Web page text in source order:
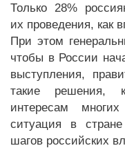
Только 28%
их проведения, как
При этом
чтобы в России
выступления,
такие решения,
интересам
ситуация в
шагов российских